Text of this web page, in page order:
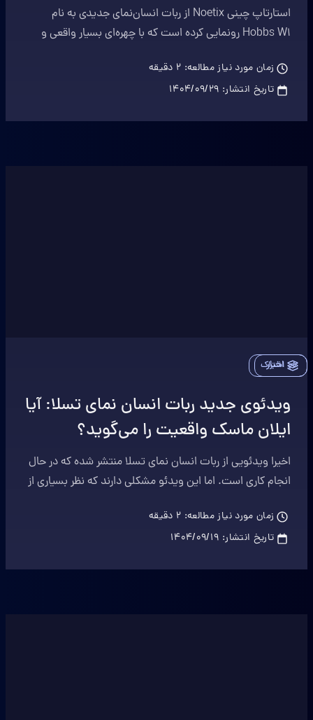
استارتاپ چینی Noetix از ربات انسان‌نمای جدیدی به نام
Hobbs W1 رونمایی کرده است که با چهره‌ای بسیار واقعی و
زمان مورد نیاز مطالعه: 2 دقیقه
تاریخ انتشار: ۱۴۰۴/۰۹/۲۹
اخبار
اشتراک
ویدئوی جدید ربات انسان نمای تسلا: آیا
ایلان ماسک واقعیت را می‌گوید؟
اخیرا ویدئویی از ربات انسان نمای تسلا منتشر شده که در حال
انجام کاری است. اما این ویدئو مشکلی دارند که نظر بسیاری از
زمان مورد نیاز مطالعه: 2 دقیقه
تاریخ انتشار: ۱۴۰۴/۰۹/۱۹